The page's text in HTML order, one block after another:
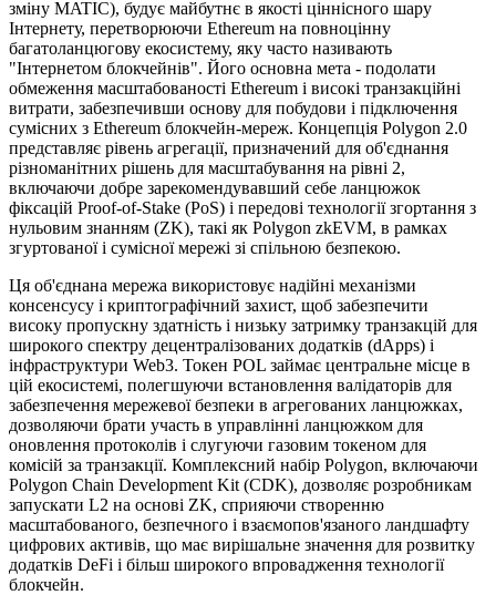
зміну MATIC), будує майбутнє в якості ціннісного шару
Інтернету, перетворюючи Ethereum на повноцінну
багатоланцюгову екосистему, яку часто називають
"Інтернетом блокчейнів". Його основна мета - подолати
обмеження масштабованості Ethereum і високі транзакційні
витрати, забезпечивши основу для побудови і підключення
сумісних з Ethereum блокчейн-мереж. Концепція Polygon 2.0
представляє рівень агрегації, призначений для об'єднання
різноманітних рішень для масштабування на рівні 2,
включаючи добре зарекомендувавший себе ланцюжок
фіксацій Proof-of-Stake (PoS) і передові технології згортання з
нульовим знанням (ZK), такі як Polygon zkEVM, в рамках
згуртованої і сумісної мережі зі спільною безпекою.
Ця об'єднана мережа використовує надійні механізми
консенсусу і криптографічний захист, щоб забезпечити
високу пропускну здатність і низьку затримку транзакцій для
широкого спектру децентралізованих додатків (dApps) і
інфраструктури Web3. Токен POL займає центральне місце в
цій екосистемі, полегшуючи встановлення валідаторів для
забезпечення мережевої безпеки в агрегованих ланцюжках,
дозволяючи брати участь в управлінні ланцюжком для
оновлення протоколів і слугуючи газовим токеном для
комісій за транзакції. Комплексний набір Polygon, включаючи
Polygon Chain Development Kit (CDK), дозволяє розробникам
запускати L2 на основі ZK, сприяючи створенню
масштабованого, безпечного і взаємопов'язаного ландшафту
цифрових активів, що має вирішальне значення для розвитку
додатків DeFi і більш широкого впровадження технології
блокчейн.